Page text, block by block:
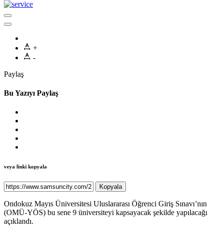
+
-
Paylaş
Bu Yazıyı Paylaş
veya linki kopyala
Kopyala
Ondokuz Mayıs Üniversitesi Uluslararası Öğrenci Giriş Sınavı’nın
(OMÜ-YÖS) bu sene 9 üniversiteyi kapsayacak şekilde yapılacağı
açıklandı.